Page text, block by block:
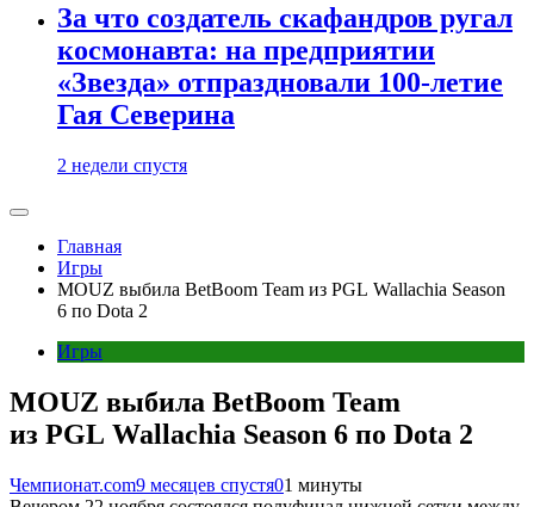
За что создатель скафандров ругал
космонавта: на предприятии
«Звезда» отпраздновали 100-летие
Гая Северина
2 недели спустя
Главная
Игры
MOUZ выбила BetBoom Team из PGL Wallachia Season
6 по Dota 2
Игры
MOUZ выбила BetBoom Team
из PGL Wallachia Season 6 по Dota 2
Чемпионат.com9 месяцев спустя01 минуты